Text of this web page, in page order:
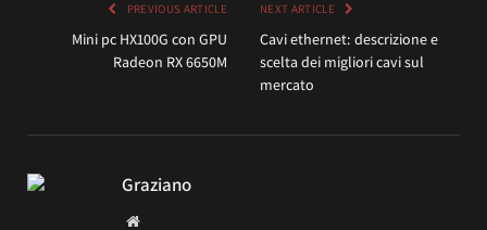
PREVIOUS ARTICLE
Mini pc HX100G con GPU
Radeon RX 6650M
NEXT ARTICLE
Cavi ethernet: descrizione e
scelta dei migliori cavi sul
mercato
Graziano
Website